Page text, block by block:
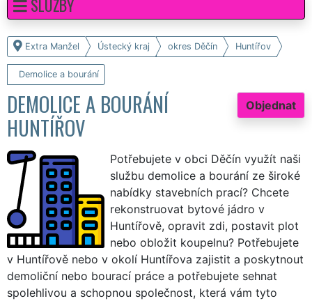
Extra Manžel Ústecký kraj okres Děčín Huntířov
Demolice a bourání
Objednat
DEMOLICE A BOURÁNÍ
HUNTÍŘOV
Potřebujete v obci Děčín využít naši
službu demolice a bourání ze široké
nabídky stavebních prací? Chcete
rekonstruovat bytové jádro v
Huntířově, opravit zdi, postavit plot
nebo obložit koupelnu? Potřebujete
v Huntířově nebo v okolí Huntířova zajistit a poskytnout
demoliční nebo bourací práce a potřebujete sehnat
spolehlivou a schopnou společnost, která vám tyto